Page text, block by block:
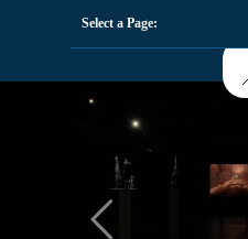
Select a Page: